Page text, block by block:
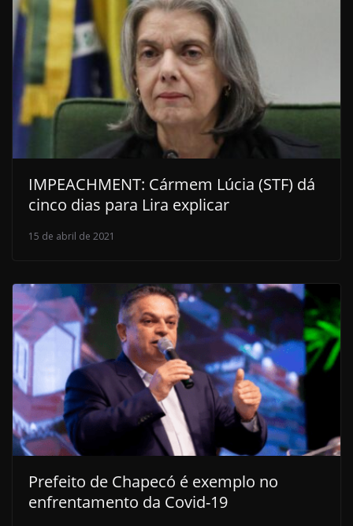
IMPEACHMENT: Cármem Lúcia (STF) dá
cinco dias para Lira explicar
15 de abril de 2021
Prefeito de Chapecó é exemplo no
enfrentamento da Covid-19